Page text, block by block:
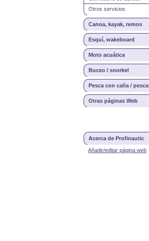
Otros servicios
Canoa, kayak, remos
Esquí, wakeboard
Moto acuática
Buceo / snorkel
Pesca con caña / pesca
Otras páginas Web
Acerca de Profinautic
Añadir/editar página web